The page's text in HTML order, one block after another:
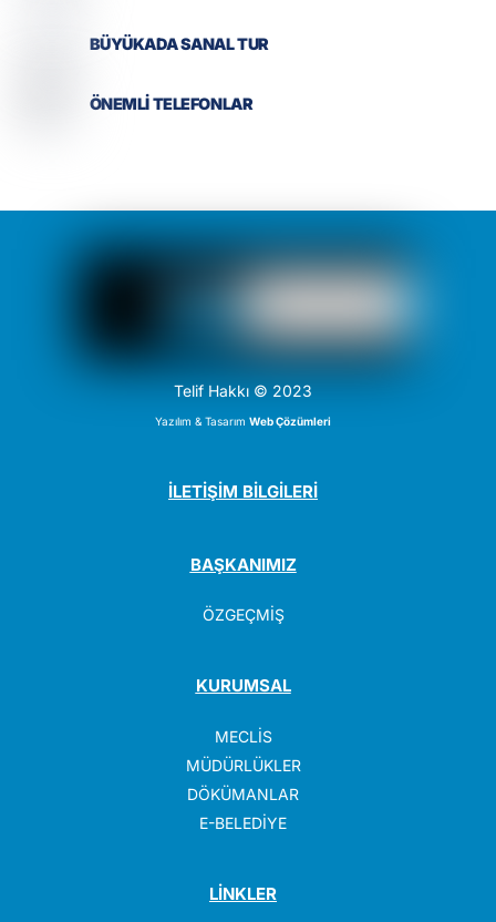
BÜYÜKADA SANAL TUR
ÖNEMLİ TELEFONLAR
Telif Hakkı © 2023
Yazılım & TasarımWeb Çözümleri
İLETİŞİM BİLGİLERİ
BAŞKANIMIZ
ÖZGEÇMİŞ
KURUMSAL
MECLİS
MÜDÜRLÜKLER
DÖKÜMANLAR
E-BELEDİYE
LİNKLER